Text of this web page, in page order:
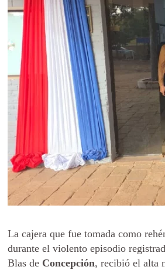
La cajera que fue tomada como
durante el violento episodio
Blas de Concepción, recibió el alta